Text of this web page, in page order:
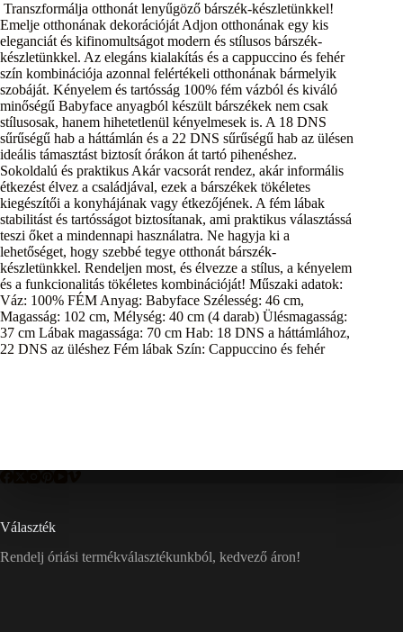
Transzformálja otthonát lenyűgöző bárszék-készletünkkel!
Emelje otthonának dekorációját Adjon otthonának egy kis
eleganciát és kifinomultságot modern és stílusos bárszék-
készletünkkel. Az elegáns kialakítás és a cappuccino és fehér
szín kombinációja azonnal felértékeli otthonának bármelyik
szobáját. Kényelem és tartósság 100% fém vázból és kiváló
minőségű Babyface anyagból készült bárszékek nem csak
stílusosak, hanem hihetetlenül kényelmesek is. A 18 DNS
sűrűségű hab a háttámlán és a 22 DNS sűrűségű hab az ülésen
ideális támasztást biztosít órákon át tartó pihenéshez.
Sokoldalú és praktikus Akár vacsorát rendez, akár informális
étkezést élvez a családjával, ezek a bárszékek tökéletes
kiegészítői a konyhájának vagy étkezőjének. A fém lábak
stabilitást és tartósságot biztosítanak, ami praktikus választássá
teszi őket a mindennapi használatra. Ne hagyja ki a
lehetőséget, hogy szebbé tegye otthonát bárszék-
készletünkkel. Rendeljen most, és élvezze a stílus, a kényelem
és a funkcionalitás tökéletes kombinációját! Műszaki adatok:
Váz: 100% FÉM Anyag: Babyface Szélesség: 46 cm,
Magasság: 102 cm, Mélység: 40 cm (4 darab) Ülésmagasság:
37 cm Lábak magassága: 70 cm Hab: 18 DNS a háttámlához,
22 DNS az üléshez Fém lábak Szín: Cappuccino és fehér
Választék
Rendelj óriási termékválasztékunkból, kedvező áron!